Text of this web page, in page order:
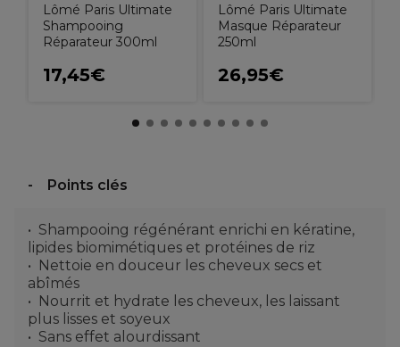
Lômé Paris Ultimate
Shampooing
Réparateur 300ml
17,45€
Lômé Paris Ultimate
Masque Réparateur
250ml
26,95€
Points clés
Shampooing régénérant enrichi en kératine,
lipides biomimétiques et protéines de riz
Nettoie en douceur les cheveux secs et
abîmés
Nourrit et hydrate les cheveux, les laissant
plus lisses et soyeux
Sans effet alourdissant